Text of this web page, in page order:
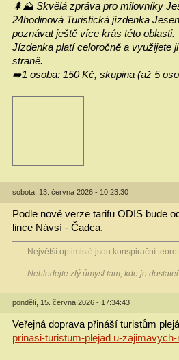
🌲⛰️ Skvělá zpráva pro milovníky
24hodinová Turistická jízdenka
poznávat ještě více krás této oblasti.
Jízdenka platí celoročně a využijete
straně.
➡️1 osoba: 150 Kč, skupina (až 5
sobota, 13. června 2026 - 10:23:30
Podle nové verze tarifu ODIS bude
lince Návsí - Čadca.
Největší optimisté jsou konspirační
Nehledejte zlý úmysl tam, kde je
pondělí, 15. června 2026 - 17:34:43
Veřejná doprava přináší turistům
prinasi-turistum-plejad u-